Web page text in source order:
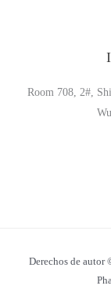
Room 708, 2#,
Derechos de autor